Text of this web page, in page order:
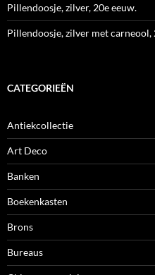
Pillendoosje, zilver, 20e eeuw.
Pillendoosje, zilver met carneool,
CATEGORIEËN
Antiekcollectie
Art Deco
Banken
Boekenkasten
Brons
Bureaus